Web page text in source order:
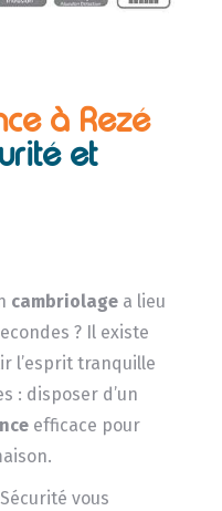
à Rezé
et
cambriolagea lieu
? Il existe
l’esprit tranquille
: disposer d’un
efficace pour
vous